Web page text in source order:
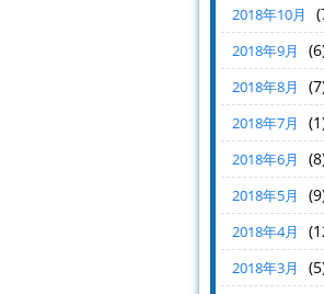
2018年10月
2018年9月
2018年8月
2018年7月
2018年6月
2018年5月
2018年4月
2018年3月